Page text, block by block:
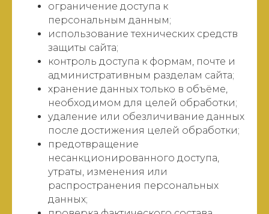
ограничение доступа к
персональным данным;
использование технических средств
защиты сайта;
контроль доступа к формам, почте и
административным разделам сайта;
хранение данных только в объёме,
необходимом для целей обработки;
удаление или обезличивание данных
после достижения целей обработки;
предотвращение
несанкционированного доступа,
утраты, изменения или
распространения персональных
данных;